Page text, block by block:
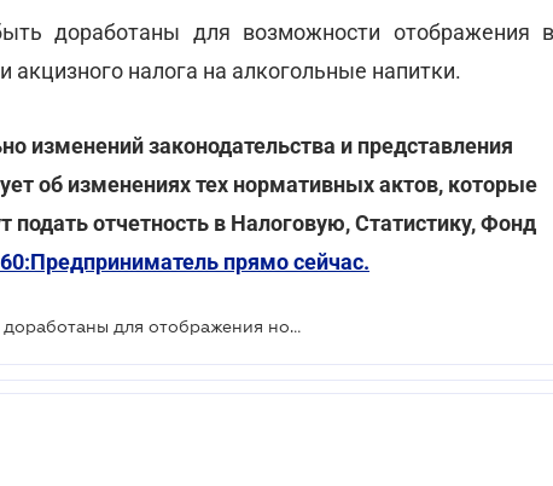
доработаны для возможности отображения в
налога на алкогольные напитки.
изменений законодательства и представления
об изменениях тех нормативных актов, которые
подать отчетность в Налоговую, Статистику, Фонд
прямо сейчас.
До 1 августа РРО должны быть доработаны для отображения новых реквизитов в чеках